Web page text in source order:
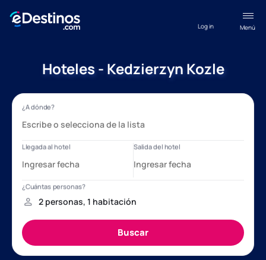
Menú
Log in
Hoteles - Kedzierzyn Kozle